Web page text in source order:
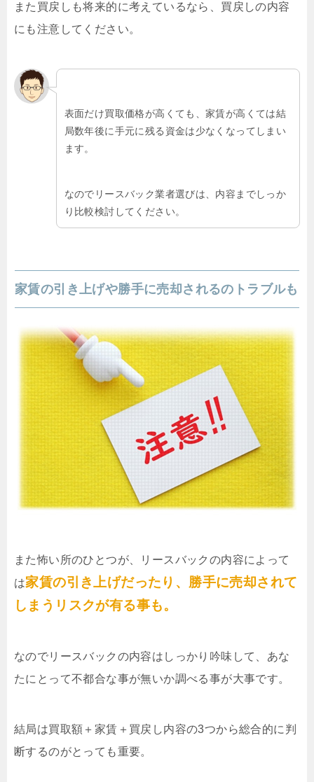
また買戻しも将来的に考えているなら、買戻しの内容
にも注意してください。
表面だけ買取価格が高くても、家賃が高くては結
局数年後に手元に残る資金は少なくなってしまい
ます。
なのでリースバック業者選びは、内容までしっか
り比較検討してください。
家賃の引き上げや勝手に売却されるのトラブルも
また怖い所のひとつが、リースバックの内容によって
は家賃の引き上げだったり、勝手に売却されて
しまうリスクが有る事も。
なのでリースバックの内容はしっかり吟味して、あな
たにとって不都合な事が無いか調べる事が大事です。
結局は買取額＋家賃＋買戻し内容の3つから総合的に判
断するのがとっても重要。